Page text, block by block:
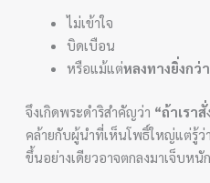
ไม่เข้าใจ
บิดเบือน
หรือแม้แต่หลงทางยิ่งกว่
จึงเกิดพระดำริสำคัญว่า “ถ้าเรา
คล้ายกับผู้นำที่เห็นโพธิ์ใหญ่แต่รู้
ขึ้นอย่างเดียวอาจตกลงมาเจ็บหนั